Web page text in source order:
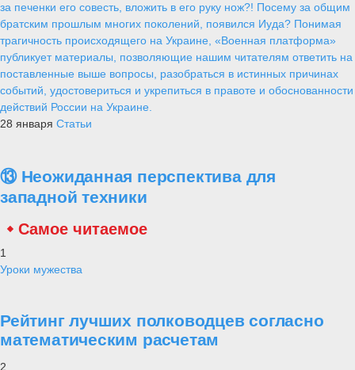
за печенки его совесть, вложить в его руку нож?! Посему за общим
братским прошлым многих поколений, появился Иуда? Понимая
трагичность происходящего на Украине, «Военная платформа»
публикует материалы, позволяющие нашим читателям ответить на
поставленные выше вопросы, разобраться в истинных причинах
событий, удостовериться и укрепиться в правоте и обоснованности
действий России на Украине.
28 января Статьи
⑬ Неожиданная перспектива для
западной техники
Самое читаемое
1
Уроки мужества
Рейтинг лучших полководцев согласно
математическим расчетам
2